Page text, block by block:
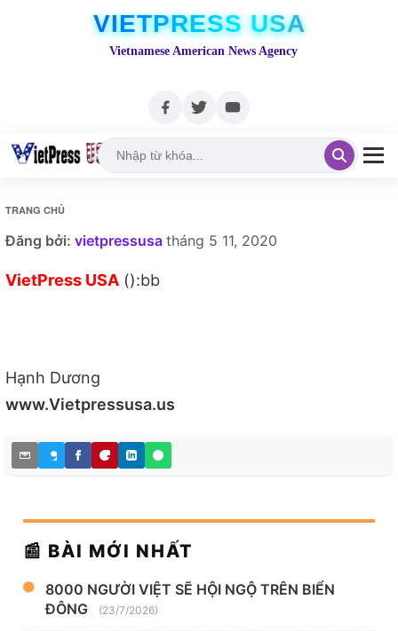
VIETPRESS USA
Vietnamese American News Agency
TRANG CHỦ
Đăng bởi: vietpressusa tháng 5 11, 2020
VietPress USA ():bb
Hạnh Dương
www.Vietpressusa.us
📰 BÀI MỚI NHẤT
8000 NGƯỜI VIỆT SẼ HỘI NGỘ TRÊN BIỂN
ĐÔNG
(23/7/2026)